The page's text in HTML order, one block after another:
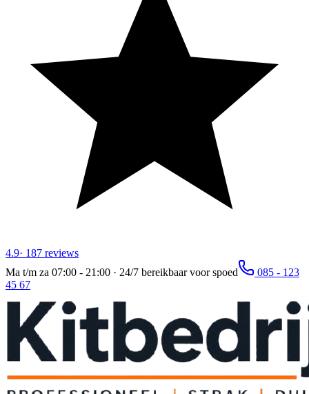
4.9· 187 reviews
Ma t/m za 07:00 - 21:00 · 24/7 bereikbaar voor spoed
085 - 123
45 67